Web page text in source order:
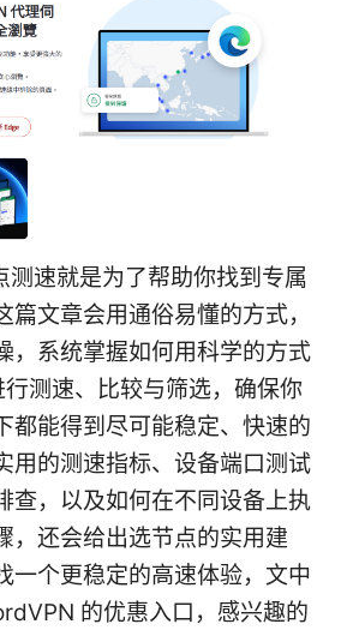
速就是为了帮助你找到专属
篇文章会用通俗易懂的方式，
，系统掌握如何用科学的方式
测速、比较与筛选，确保你
都能得到尽可能稳定、快速的
用的测速指标、设备端口测试
查，以及如何在不同设备上执
，还会给出选节点的实用建
一个更稳定的高速体验，文中
的优惠入口，感兴趣的